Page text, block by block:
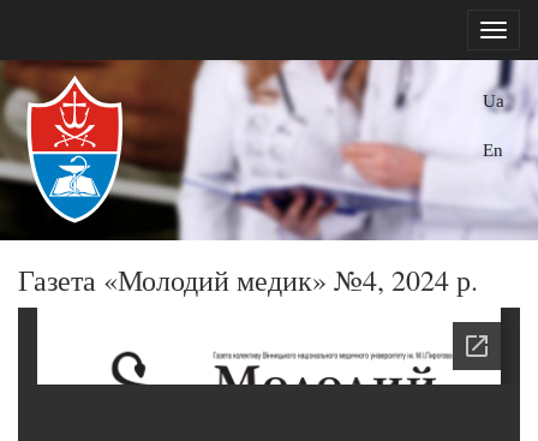
Ua
En
Газета «Молодий медик» №4, 2024 р.